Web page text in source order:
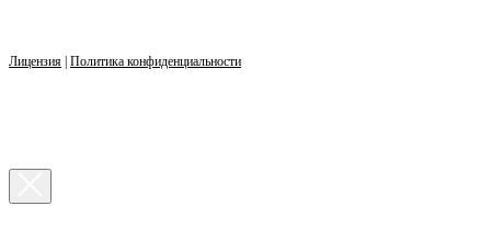
Лицензия | Политика конфиденциальности